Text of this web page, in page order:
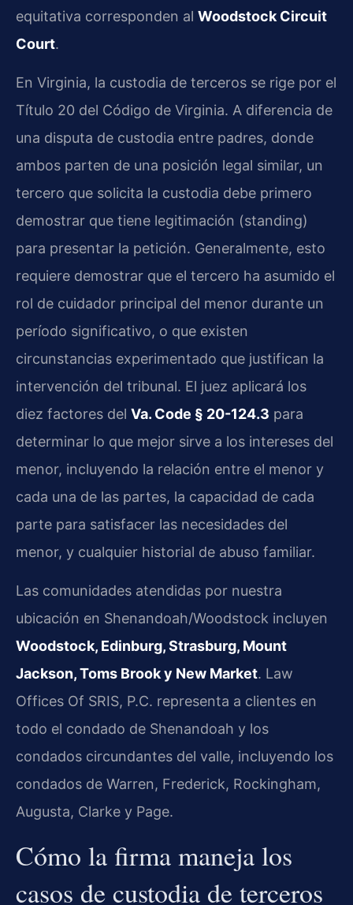
equitativa corresponden al Woodstock Circuit
Court.
En Virginia, la custodia de terceros se rige por el
Título 20 del Código de Virginia. A diferencia de
una disputa de custodia entre padres, donde
ambos parten de una posición legal similar, un
tercero que solicita la custodia debe primero
demostrar que tiene legitimación (standing)
para presentar la petición. Generalmente, esto
requiere demostrar que el tercero ha asumido el
rol de cuidador principal del menor durante un
período significativo, o que existen
circunstancias experimentado que justifican la
intervención del tribunal. El juez aplicará los
diez factores del Va. Code § 20-124.3 para
determinar lo que mejor sirve a los intereses del
menor, incluyendo la relación entre el menor y
cada una de las partes, la capacidad de cada
parte para satisfacer las necesidades del
menor, y cualquier historial de abuso familiar.
Las comunidades atendidas por nuestra
ubicación en Shenandoah/Woodstock incluyen
Woodstock, Edinburg, Strasburg, Mount
Jackson, Toms Brook y New Market. Law
Offices Of SRIS, P.C. representa a clientes en
todo el condado de Shenandoah y los
condados circundantes del valle, incluyendo los
condados de Warren, Frederick, Rockingham,
Augusta, Clarke y Page.
Cómo la firma maneja los
casos de custodia de terceros